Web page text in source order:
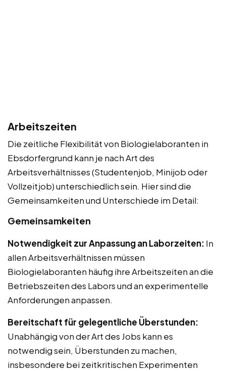
Arbeitszeiten
Die zeitliche Flexibilität von Biologielaboranten in
Ebsdorfergrund kann je nach Art des
Arbeitsverhältnisses (Studentenjob, Minijob oder
Vollzeitjob) unterschiedlich sein. Hier sind die
Gemeinsamkeiten und Unterschiede im Detail:
Gemeinsamkeiten
Notwendigkeit zur Anpassung an Laborzeiten: In
allen Arbeitsverhältnissen müssen
Biologielaboranten häufig ihre Arbeitszeiten an die
Betriebszeiten des Labors und an experimentelle
Anforderungen anpassen.
Bereitschaft für gelegentliche Überstunden:
Unabhängig von der Art des Jobs kann es
notwendig sein, Überstunden zu machen,
insbesondere bei zeitkritischen Experimenten